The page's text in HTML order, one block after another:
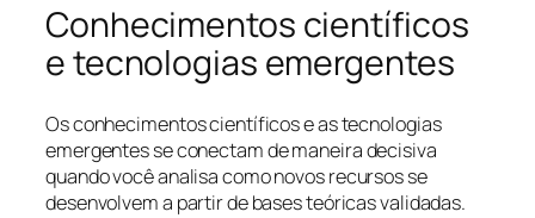
Conhecimentos científicos
e tecnologias emergentes
Os conhecimentos científicos e as tecnologias
emergentes se conectam de maneira decisiva
quando você analisa como novos recursos se
desenvolvem a partir de bases teóricas validadas.